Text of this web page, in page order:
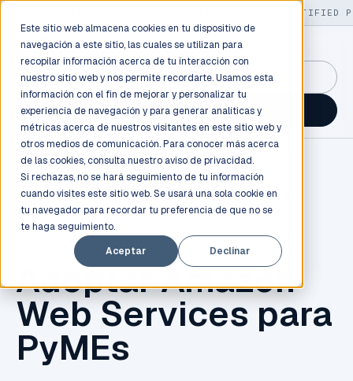
Este sitio web almacena cookies en tu dispositivo de
navegación a este sitio, las cuales se utilizan para
recopilar información acerca de tu interacción con
nuestro sitio web y nos permite recordarte. Usamos esta
información con el fin de mejorar y personalizar tu
experiencia de navegación y para generar analíticas y
métricas acerca de nuestros visitantes en este sitio web y
otros medios de comunicación. Para conocer más acerca
de las cookies, consulta nuestro aviso de privacidad.
Si rechazas, no se hará seguimiento de tu información
cuando visites este sitio web. Se usará una sola cookie en
tu navegador para recordar tu preferencia de que no se
te haga seguimiento.
Aceptar
Declinar
130+ CERTIFIED
GuidancePlex →
Talk to an engineer →
AWS
Adoptar Amazon
Web Services para
PyMEs